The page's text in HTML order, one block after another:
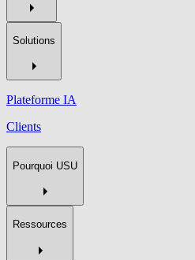
Solutions
Plateforme IA
Clients
Pourquoi USU
Ressources